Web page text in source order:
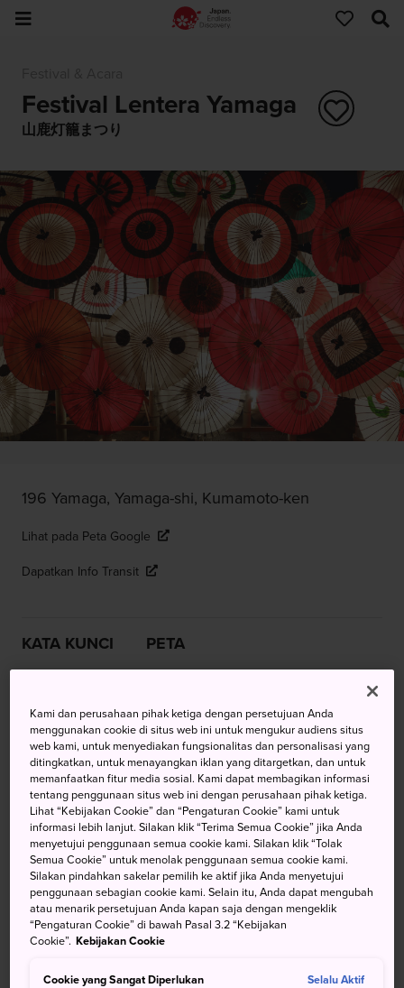
Festival Lentera Yamaga
山鹿灯籠まつり
196 Yamaga, Yamaga-shi, Kumamoto-ken
Lihat pada Peta Google
Dapatkan Info Transit
KATA KUNCI PETA
Menerangi Langit Malam
Yamaga dengan Karya Seni
DiPrefektur Kumamoto
, musim panas dipenuhi
berbagai festival dan acara. Namun demikian, Festival
Lentera Yamaga adalah salah satu yang paling mencolok.
Jangan Lewatkan
Para penari wanita beraksi dengan lentera di
atas kepala mereka
Kami dan perusahaan pihak ketiga dengan persetujuan Anda
menggunakan cookie di situs web ini untuk mengukur audiens situs
web kami, untuk menyediakan fungsionalitas dan personalisasi yang
ditingkatkan, untuk menayangkan iklan yang ditargetkan, dan untuk
memanfaatkan fitur media sosial. Kami dapat membagikan informasi
tentang penggunaan situs web ini dengan perusahaan pihak ketiga.
Lihat “Kebijakan Cookie” dan “Pengaturan Cookie” kami untuk
informasi lebih lanjut. Silakan klik “Terima Semua Cookie” jika Anda
menyetujui penggunaan semua cookie kami. Silakan klik “Tolak
Semua Cookie” untuk menolak penggunaan semua cookie kami.
Silakan pindahkan sakelar pemilih ke aktif jika Anda menyetujui
penggunaan sebagian cookie kami. Selain itu, Anda dapat mengubah
atau menarik persetujuan Anda kapan saja dengan mengeklik
“Pengaturan Cookie” di bawah Pasal 3.2 “Kebijakan
Cookie”. Kebijakan Cookie
Cookie yang Sangat Diperlukan Selalu Aktif